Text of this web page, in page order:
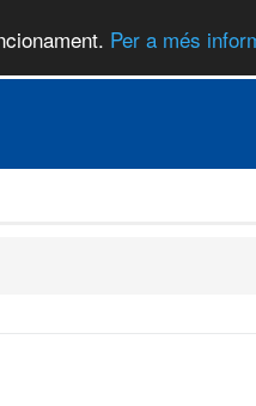
Per a més